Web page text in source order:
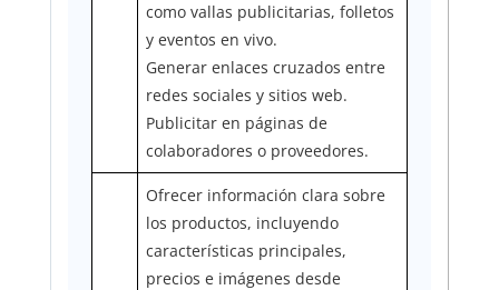
como vallas publicitarias, folletos
y eventos en vivo.
Generar enlaces cruzados entre
redes sociales y sitios web.
Publicitar en páginas de
colaboradores o proveedores.
Ofrecer información clara sobre
los productos, incluyendo
características principales,
precios e imágenes desde